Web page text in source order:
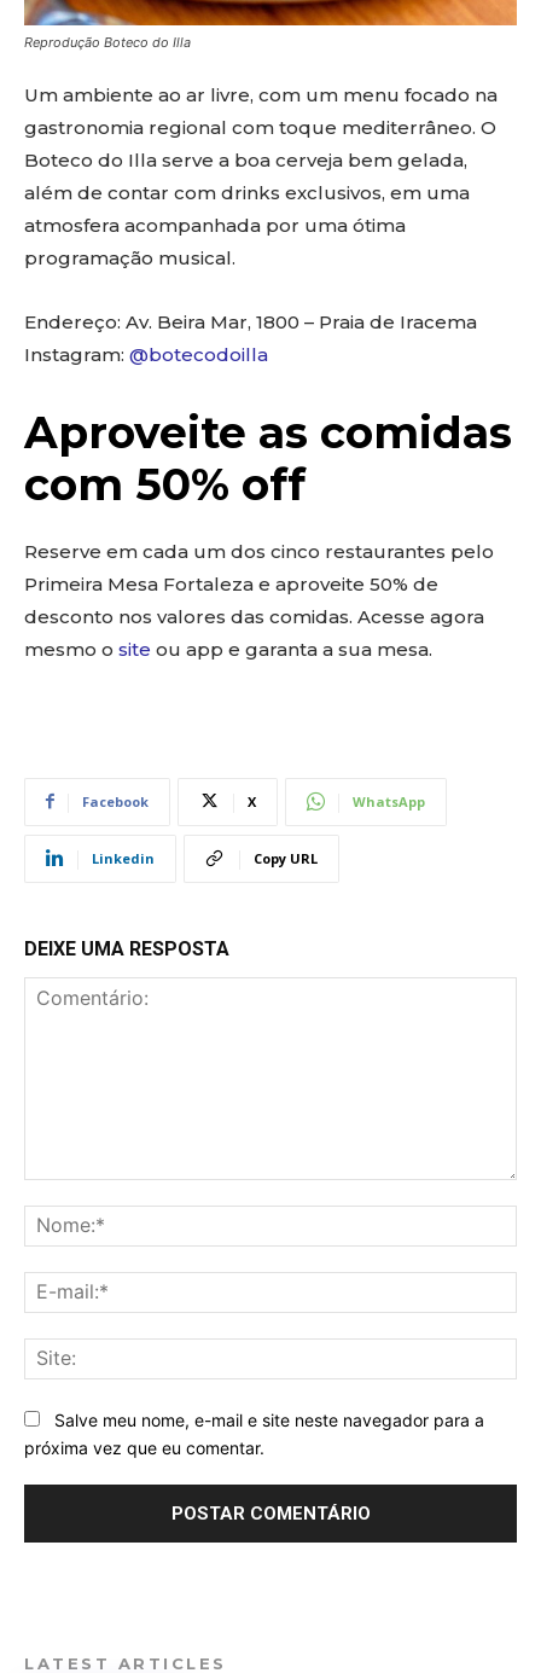
Reprodução Boteco do Illa
Um ambiente ao ar livre, com um menu focado na
gastronomia regional com toque mediterrâneo. O
Boteco do Illa serve a boa cerveja bem gelada,
além de contar com drinks exclusivos, em uma
atmosfera acompanhada por uma ótima
programação musical.
Endereço: Av. Beira Mar, 1800 – Praia de Iracema
Instagram: @botecodoilla
Aproveite as comidas
com 50% off
Reserve em cada um dos cinco restaurantes pelo
Primeira Mesa Fortaleza e aproveite 50% de
desconto nos valores das comidas. Acesse agora
mesmo o site ou app e garanta a sua mesa.
Facebook X WhatsApp
Linkedin Copy URL
DEIXE UMA RESPOSTA
Salve meu nome, e-mail e site neste navegador para a
próxima vez que eu comentar.
LATEST ARTICLES